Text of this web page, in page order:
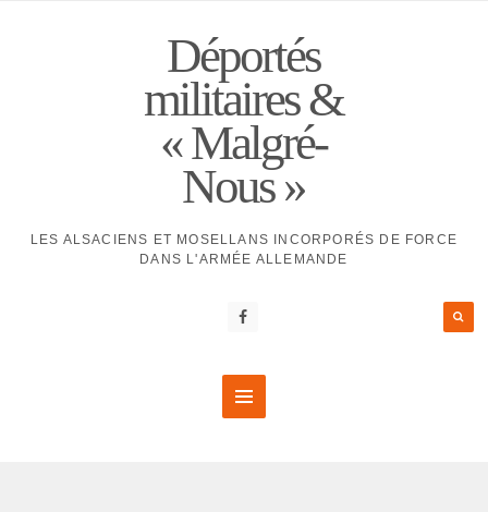
Déportés
militaires &
« Malgré-
Nous »
LES ALSACIENS ET MOSELLANS INCORPORÉS DE FORCE
DANS L'ARMÉE ALLEMANDE